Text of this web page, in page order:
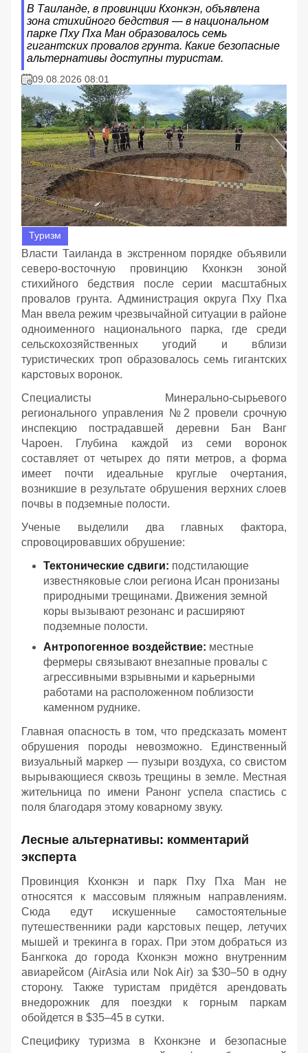
В Таиланде, в провинции Кхонкэн, объявлена
зона стихийного бедствия — в национальном
парке Пху Пха Ман образовалось семь
гигантских провалов грунта. Какие безопасные
альтернативы доступны туристам.
09.08.2026 08:01
Туризм
Власти Таиланда в экстренном порядке объявили
северо-восточную провинцию Кхонкэн зоной
стихийного бедствия после серии масштабных
провалов грунта. Администрация округа Пху Пха
Ман ввела режим чрезвычайной ситуации в районе
одноименного национального парка, где среди
сельскохозяйственных угодий и вблизи
туристических троп образовалось семь гигантских
карстовых воронок.
Специалисты Минерально-сырьевого
регионального управления №2 провели срочную
инспекцию пострадавшей деревни Бан Ванг
Чароен. Глубина каждой из семи воронок
составляет от четырех до пяти метров, а форма
имеет почти идеальные круглые очертания,
возникшие в результате обрушения верхних слоев
почвы в подземные полости.
Ученые выделили два главных фактора,
спровоцировавших обрушение:
Тектонические сдвиги: подстилающие
известняковые слои региона Исан пронизаны
природными трещинами. Движения земной
коры вызывают резонанс и расширяют
подземные полости.
Антропогенное воздействие: местные
фермеры связывают внезапные провалы с
агрессивными взрывными и карьерными
работами на расположенном поблизости
каменном руднике.
Главная опасность в том, что предсказать момент
обрушения породы невозможно. Единственный
визуальный маркер — пузыри воздуха, со свистом
вырывающиеся сквозь трещины в земле. Местная
жительница по имени Ранонг успела спастись с
поля благодаря этому коварному звуку.
Лесные альтернативы: комментарий
эксперта
Провинция Кхонкэн и парк Пху Пха Ман не
относятся к массовым пляжным направлениям.
Сюда едут искушенные самостоятельные
путешественники ради карстовых пещер, летучих
мышей и трекинга в горах. При этом добраться из
Бангкока до города Кхонкэн можно внутренним
авиарейсом (AirAsia или Nok Air) за $30–50 в одну
сторону. Также туристам придётся арендовать
внедорожник для поездки к горным паркам
обойдется в $35–45 в сутки.
Специфику туризма в Кхонкэне и безопасные